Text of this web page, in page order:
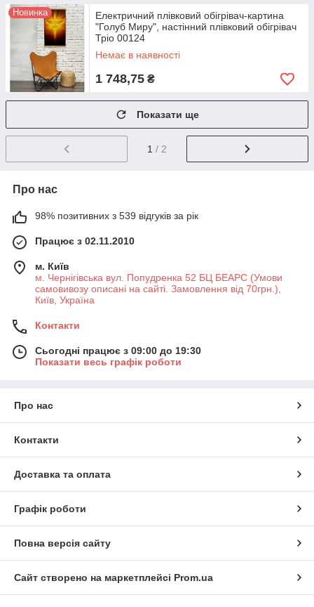
Новинка
Електричний плівковий обігрівач-картина
"Голуб Миру", настінний плівковий обігрівач
Тріо 00124
Немає в наявності
1 748,75 ₴
Показати ще
1 / 2
Про нас
98% позитивних з 539 відгуків за рік
Працює з 02.11.2010
м. Київ
м. Чернігівська вул. Попудренка 52 БЦ БЕАРС (Умови
самовивозу описані на сайті. Замовлення від 70грн.),
Київ, Україна
Контакти
Сьогодні працює з 09:00 до 19:30
Показати весь графік роботи
Про нас
Контакти
Доставка та оплата
Графік роботи
Повна версія сайту
Сайт створено на маркетплейсі Prom.ua